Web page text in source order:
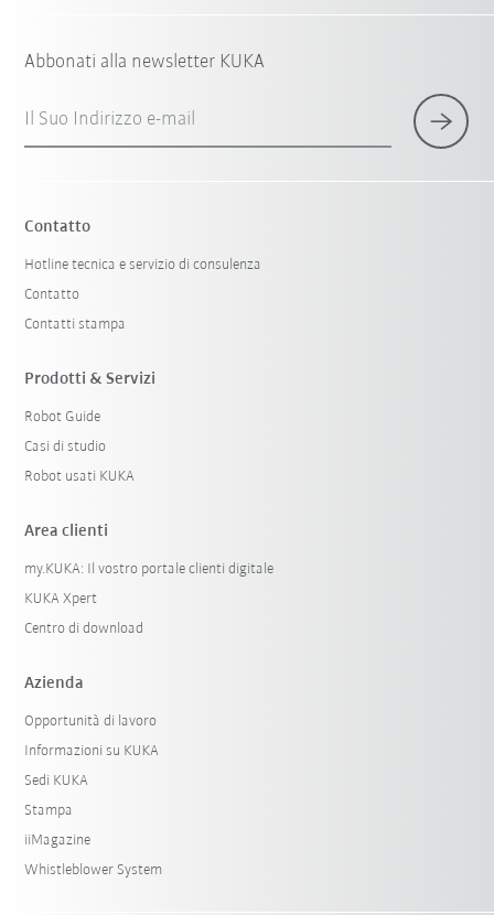
Abbonati alla newsletter KUKA
Il Suo Indirizzo e-mail
Contatto
Hotline tecnica e servizio di consulenza
Contatto
Contatti stampa
Prodotti & Servizi
Robot Guide
Casi di studio
Robot usati KUKA
Area clienti
my.KUKA: Il vostro portale clienti digitale
KUKA Xpert
Centro di download
Azienda
Opportunità di lavoro
Informazioni su KUKA
Sedi KUKA
Stampa
iiMagazine
Whistleblower System